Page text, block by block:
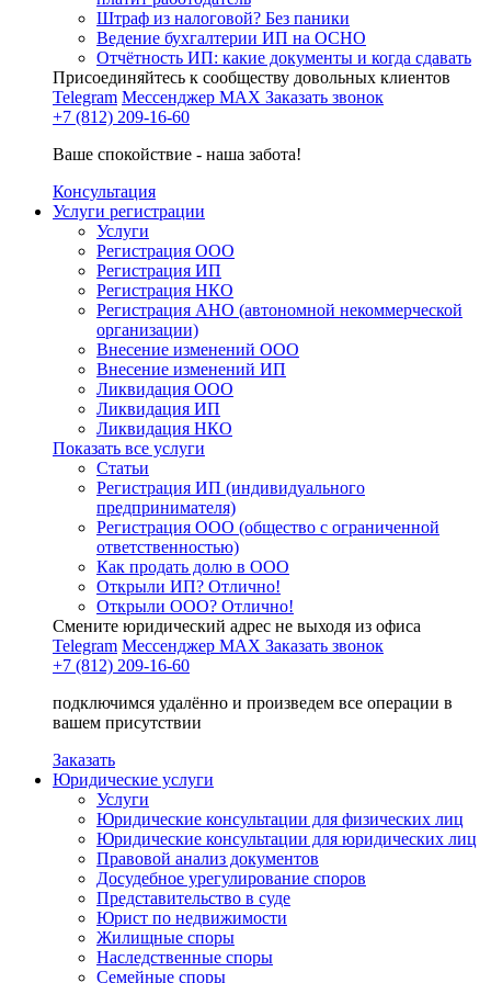
Штраф из налоговой? Без паники
Ведение бухгалтерии ИП на ОСНО
Отчётность ИП: какие документы и когда сдавать
Присоединяйтесь к сообществу довольных клиентов
Telegram Мессенджер MAX Заказать звонок
+7 (812) 209-16-60
Ваше спокойствие - наша забота!
Консультация
Услуги регистрации
Услуги
Регистрация ООО
Регистрация ИП
Регистрация НКО
Регистрация АНО (автономной некоммерческой
организации)
Внесение изменений ООО
Внесение изменений ИП
Ликвидация ООО
Ликвидация ИП
Ликвидация НКО
Показать все услуги
Статьи
Регистрация ИП (индивидуального
предпринимателя)
Регистрация ООО (общество с ограниченной
ответственностью)
Как продать долю в ООО
Открыли ИП? Отлично!
Открыли ООО? Отлично!
Смените юридический адрес не выходя из офиса
Telegram Мессенджер MAX Заказать звонок
+7 (812) 209-16-60
подключимся удалённо и произведем все операции в
вашем присутствии
Заказать
Юридические услуги
Услуги
Юридические консультации для физических лиц
Юридические консультации для юридических лиц
Правовой анализ документов
Досудебное урегулирование споров
Представительство в суде
Юрист по недвижимости
Жилищные споры
Наследственные споры
Семейные споры